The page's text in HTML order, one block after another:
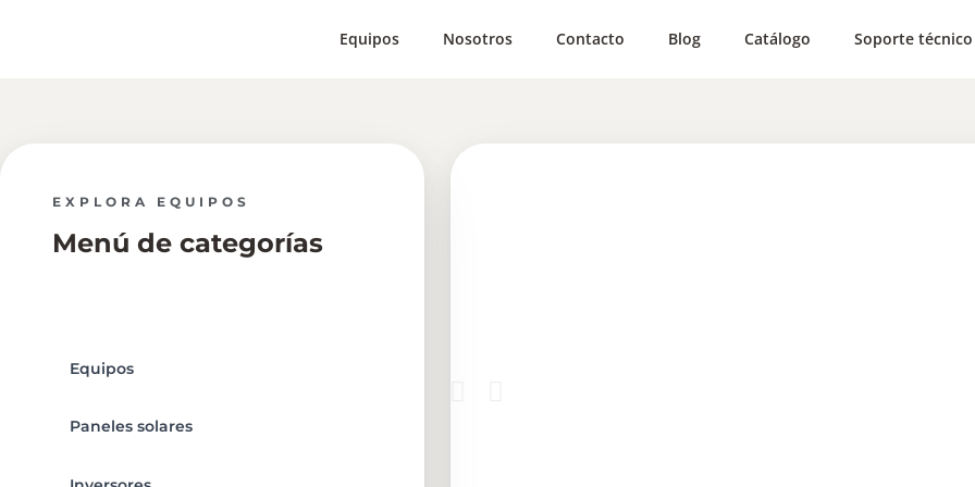
Equipos Nosotros Contacto Blog Catálogo Soporte técnico
EXPLORA EQUIPOS
Menú de categorías
Equipos
Paneles solares